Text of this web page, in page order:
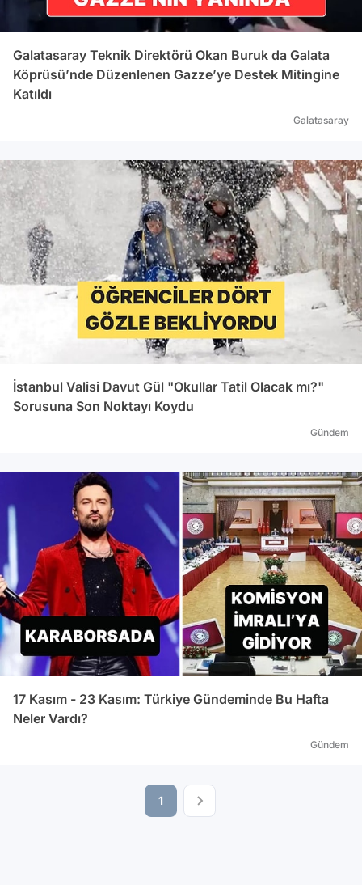
Galatasaray Teknik Direktörü Okan Buruk da Galata
Köprüsü’nde Düzenlenen Gazze’ye Destek Mitingine
Katıldı
Galatasaray
İstanbul Valisi Davut Gül "Okullar Tatil Olacak mı?"
Sorusuna Son Noktayı Koydu
Gündem
17 Kasım - 23 Kasım: Türkiye Gündeminde Bu Hafta
Neler Vardı?
Gündem
1